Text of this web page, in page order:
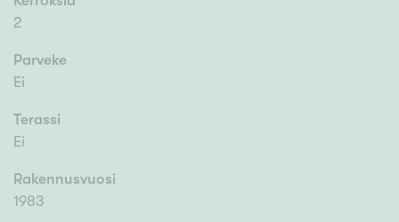
2
Parveke
Ei
Terassi
Ei
Rakennusvuosi
1983